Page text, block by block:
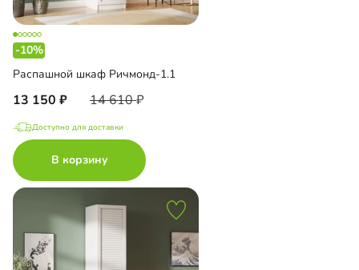
-10%
Распашной шкаф Ричмонд-1.1
13 150 14 610
Доступно для доставки
В корзину